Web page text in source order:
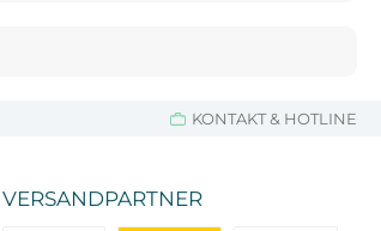
KONTAKT & HOTLINE
VERSANDPARTNER